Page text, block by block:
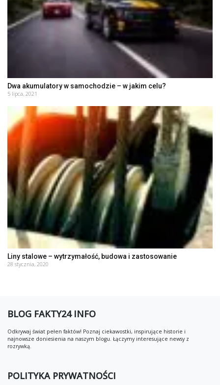
Dwa akumulatory w samochodzie – w jakim celu?
5 lipca, 2021
Liny stalowe – wytrzymałość, budowa i zastosowanie
28 stycznia, 2020
BLOG FAKTY24 INFO
Odkrywaj świat pełen faktów! Poznaj ciekawostki, inspirujące historie i
najnowsze doniesienia na naszym blogu. Łączymy interesujące newsy z
rozrywką.
POLITYKA PRYWATNOŚCI